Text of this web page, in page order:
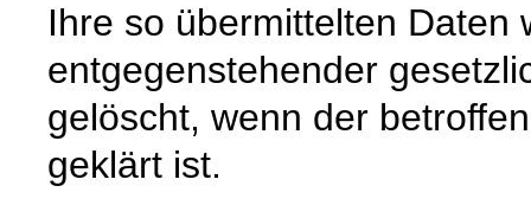
Ihre so übermittelten Daten
entgegenstehender
gelöscht, wenn der
geklärt ist.